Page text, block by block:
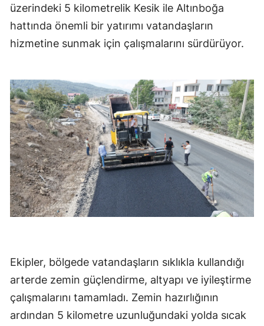
üzerindeki 5 kilometrelik Kesik ile Altınboğa
hattında önemli bir yatırımı vatandaşların
hizmetine sunmak için çalışmalarını sürdürüyor.
Ekipler, bölgede vatandaşların sıklıkla kullandığı
arterde zemin güçlendirme, altyapı ve iyileştirme
çalışmalarını tamamladı. Zemin hazırlığının
ardından 5 kilometre uzunluğundaki yolda sıcak